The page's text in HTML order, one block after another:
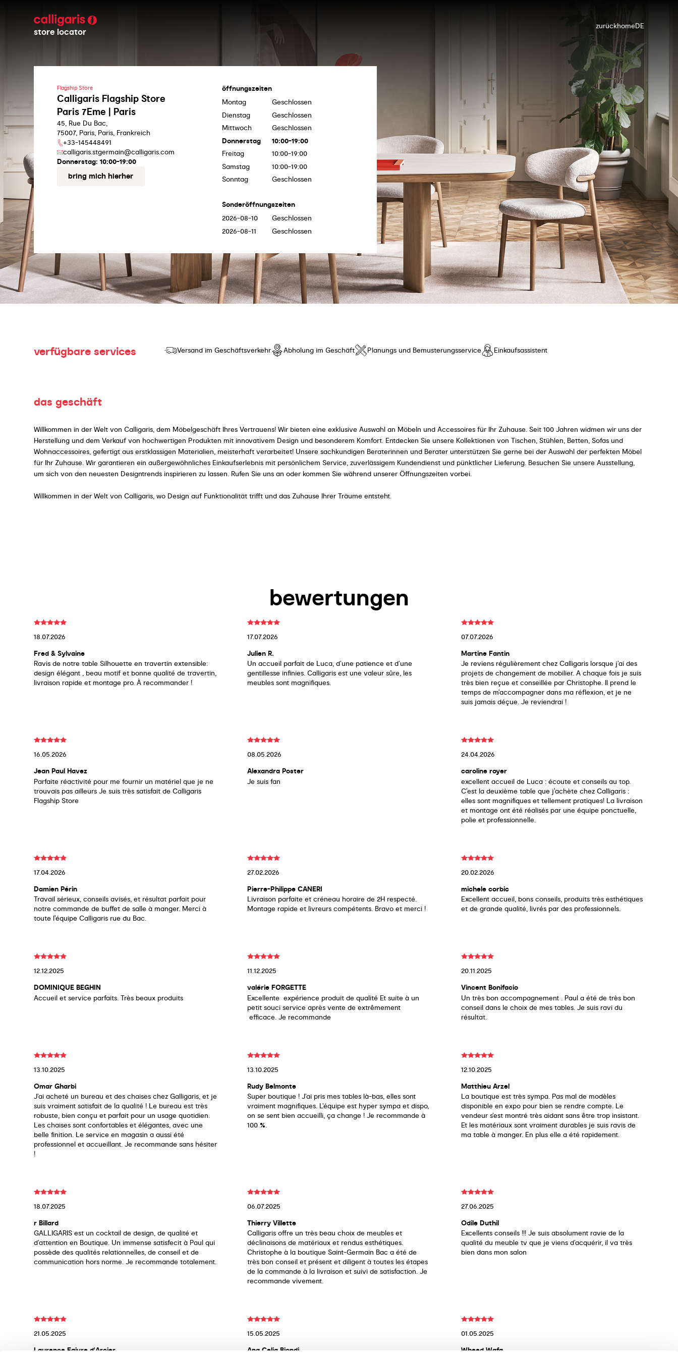
store locator
zurückhomeDE
Flagship Store
Calligaris Flagship Store
Paris 7Eme | Paris
45, Rue Du Bac,
75007, Paris, Paris, Frankreich
+33-145448491
calligaris.stgermain@calligaris.com
Donnerstag: 10:00-19:00
bring mich hierher
öffnungszeiten
Montag
Geschlossen
Dienstag
Geschlossen
Mittwoch
Geschlossen
Donnerstag
10:00-19:00
Freitag
10:00-19:00
Samstag
10:00-19:00
Sonntag
Geschlossen
Sonderöffnungszeiten
2026-08-10
Geschlossen
2026-08-11
Geschlossen
verfügbare services Versand im Geschäftsverkehr Abholung im Geschäft Planungs und Bemusterungsservice Einkaufsassistent
das geschäft
Willkommen in der Welt von Calligaris, dem Möbelgeschäft Ihres Vertrauens! Wir bieten eine exklusive Auswahl an Möbeln und Accessoires für Ihr Zuhause. Seit 100 Jahren widmen wir uns der
Herstellung und dem Verkauf von hochwertigen Produkten mit innovativem Design und besonderem Komfort. Entdecken Sie unsere Kollektionen von Tischen, Stühlen, Betten, Sofas und
Wohnaccessoires, gefertigt aus erstklassigen Materialien, meisterhaft verarbeitet! Unsere sachkundigen Beraterinnen und Berater unterstützen Sie gerne bei der Auswahl der perfekten Möbel
für Ihr Zuhause. Wir garantieren ein außergewöhnliches Einkaufserlebnis mit persönlichem Service, zuverlässigem Kundendienst und pünktlicher Lieferung. Besuchen Sie unsere Ausstellung,
um sich von den neuesten Designtrends inspirieren zu lassen. Rufen Sie uns an oder kommen Sie während unserer Öffnungszeiten vorbei.
Willkommen in der Welt von Calligaris, wo Design auf Funktionalität trifft und das Zuhause Ihrer Träume entsteht.
bewertungen
18.07.2026
Fred & Sylvaine
Ravis de notre table Silhouette en travertin extensible:
design élégant , beau motif et bonne qualité de travertin,
livraison rapide et montage pro. À recommander !
17.07.2026
Julien R.
Un accueil parfait de Luca, d’une patience et d’une
gentillesse infinies. Calligaris est une valeur sûre, les
meubles sont magnifiques.
07.07.2026
Martine Fantin
Je reviens régulièrement chez Calligaris lorsque j’ai des
projets de changement de mobilier. A chaque fois je suis
très bien reçue et conseillée par Christophe. Il prend le
temps de m’accompagner dans ma réflexion, et je ne
suis jamais déçue. Je reviendrai !
16.05.2026
Jean Paul Havez
Parfaite réactivité pour me fournir un matériel que je ne
trouvais pas ailleurs Je suis très satisfait de Calligaris
Flagship Store
08.05.2026
Alexandra Poster
Je suis fan
24.04.2026
caroline royer
excellent accueil de Luca : écoute et conseils au top.
C'est la deuxième table que j'achète chez Calligaris :
elles sont magnifiques et tellement pratiques! La livraison
et montage ont été réalisés par une équipe ponctuelle,
polie et professionnelle.
17.04.2026
Damien Périn
Travail sérieux, conseils avisés, et résultat parfait pour
notre commande de buffet de salle à manger. Merci à
toute l'équipe Calligaris rue du Bac.
27.02.2026
Pierre-Philippe CANERI
Livraison parfaite et créneau horaire de 2H respecté.
Montage rapide et livreurs compétents. Bravo et merci !
20.02.2026
michele corbic
Excellent accueil, bons conseils, produits très esthétiques
et de grande qualité, livrés par des professionnels.
12.12.2025
DOMINIQUE BEGHIN
Accueil et service parfaits. Très beaux produits
11.12.2025
valérie FORGETTE
Excellente expérience produit de qualité Et suite à un
petit souci service après vente de extrêmement
efficace. Je recommande
20.11.2025
Vincent Bonifacio
Un très bon accompagnement . Paul a été de très bon
conseil dans le choix de mes tables. Je suis ravi du
résultat.
13.10.2025
Omar Gharbi
J’ai acheté un bureau et des chaises chez Galligaris, et je
suis vraiment satisfait de la qualité ! Le bureau est très
robuste, bien conçu et parfait pour un usage quotidien.
Les chaises sont confortables et élégantes, avec une
belle finition. Le service en magasin a aussi été
professionnel et accueillant. Je recommande sans hésiter
!
13.10.2025
Rudy Belmonte
Super boutique ! J’ai pris mes tables là-bas, elles sont
vraiment magnifiques. L’équipe est hyper sympa et dispo,
on se sent bien accueilli, ça change ! Je recommande à
100 %.
12.10.2025
Matthieu Arzel
La boutique est très sympa. Pas mal de modèles
disponible en expo pour bien se rendre compte. Le
vendeur s’est montré très aidant sans être trop insistant.
Et les matériaux sont vraiment durables je suis ravis de
ma table à manger. En plus elle a été rapidement.
18.07.2025
r Billard
GALLIGARIS est un cocktail de design, de qualité et
d’attention en Boutique. Un immense satisfecit à Paul qui
possède des qualités relationnelles, de conseil et de
communication hors norme. Je recommande totalement.
06.07.2025
Thierry Villette
Calligaris offre un très beau choix de meubles et
déclinaisons de matériaux et rendus esthétiques.
Christophe à la boutique Saint-Germain Bac a été de
très bon conseil et présent et diligent à toutes les étapes
de la commande à la livraison et suivi de satisfaction. Je
recommande vivement.
27.06.2025
Odile Duthil
Excellents conseils !!! Je suis absolument ravie de la
qualité du meuble tv que je viens d’acquérir, il va très
bien dans mon salon
21.05.2025
Laurence Faivre d'Arcier
15.05.2025
Ana Celia Biondi
01.05.2025
Wheed Wafa